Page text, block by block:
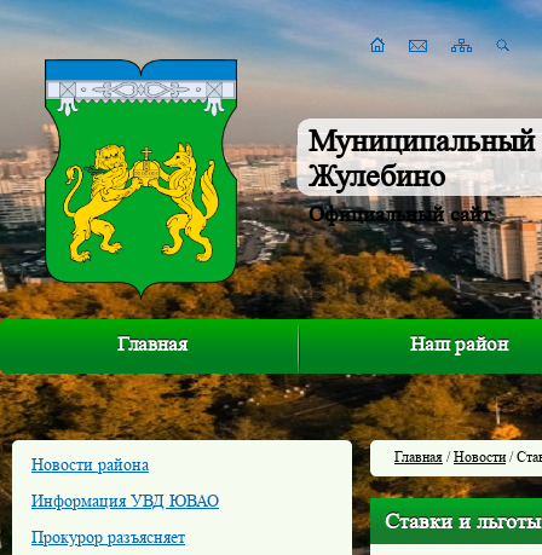
Муниципальный
Жулебино
Официальный сайт
Главная Наш район
Новости района
Информация УВД ЮВАО
Прокурор разъясняет
Главная /Новости/
Ставки и